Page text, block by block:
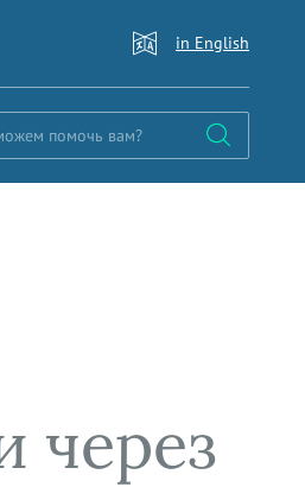
in English
через